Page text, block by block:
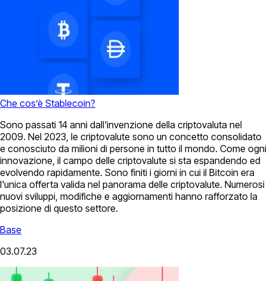
Che cos’è Stablecoin?
Sono passati 14 anni dall'invenzione della criptovaluta nel
2009. Nel 2023, le criptovalute sono un concetto consolidato
e conosciuto da milioni di persone in tutto il mondo. Come ogni
innovazione, il campo delle criptovalute si sta espandendo ed
evolvendo rapidamente. Sono finiti i giorni in cui il Bitcoin era
l'unica offerta valida nel panorama delle criptovalute. Numerosi
nuovi sviluppi, modifiche e aggiornamenti hanno rafforzato la
posizione di questo settore.
Base
03.07.23